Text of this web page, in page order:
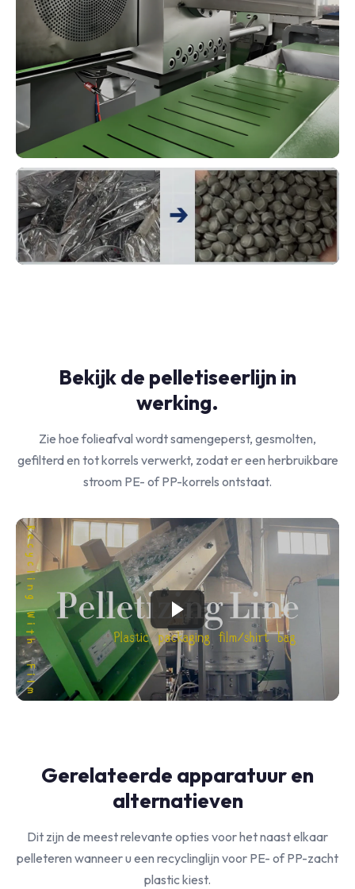
Bekijk de pelletiseerlijn in
werking.
Zie hoe folieafval wordt samengeperst, gesmolten,
gefilterd en tot korrels verwerkt, zodat er een herbruikbare
stroom PE- of PP-korrels ontstaat.
Gerelateerde apparatuur en
alternatieven
Dit zijn de meest relevante opties voor het naast elkaar
pelleteren wanneer u een recyclinglijn voor PE- of PP-zacht
plastic kiest.